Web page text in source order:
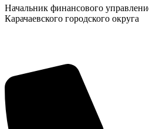
Начальник финансового
Карачаевского городского округа